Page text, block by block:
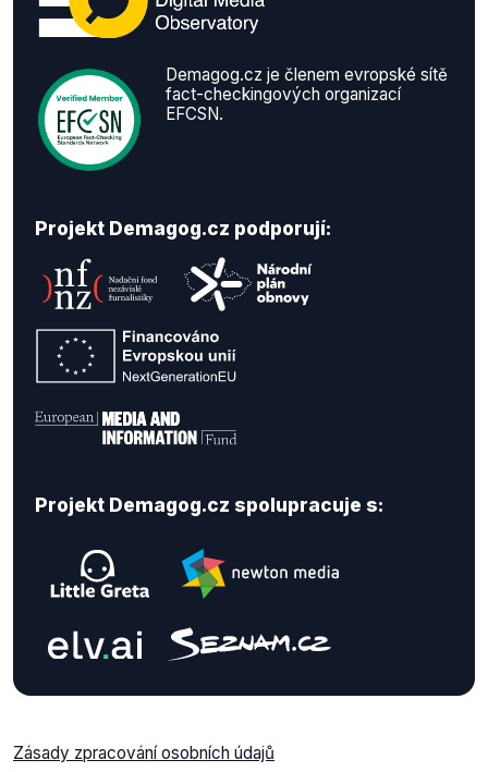
Demagog.cz je členem evropské sítě
fact-checkingových organizací
EFCSN.
Projekt Demagog.cz podporují:
Projekt Demagog.cz spolupracuje s:
Zásady zpracování osobních údajů